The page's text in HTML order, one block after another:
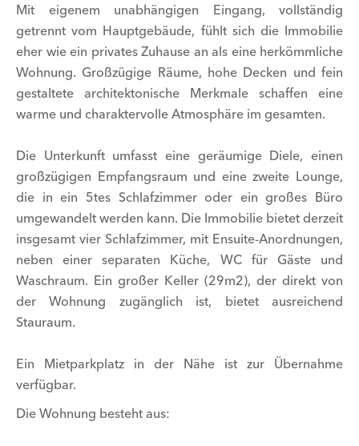
Mit eigenem unabhängigen Eingang, vollständig
getrennt vom Hauptgebäude, fühlt sich die Immobilie
eher wie ein privates Zuhause an als eine herkömmliche
Wohnung. Großzügige Räume, hohe Decken und fein
gestaltete architektonische Merkmale schaffen eine
warme und charaktervolle Atmosphäre im gesamten.
Die Unterkunft umfasst eine geräumige Diele, einen
großzügigen Empfangsraum und eine zweite Lounge,
die in ein 5tes Schlafzimmer oder ein großes Büro
umgewandelt werden kann. Die Immobilie bietet derzeit
insgesamt vier Schlafzimmer, mit Ensuite-Anordnungen,
neben einer separaten Küche, WC für Gäste und
Waschraum. Ein großer Keller (29m2), der direkt von
der Wohnung zugänglich ist, bietet ausreichend
Stauraum.
Ein Mietparkplatz in der Nähe ist zur Übernahme
verfügbar.
Die Wohnung besteht aus: